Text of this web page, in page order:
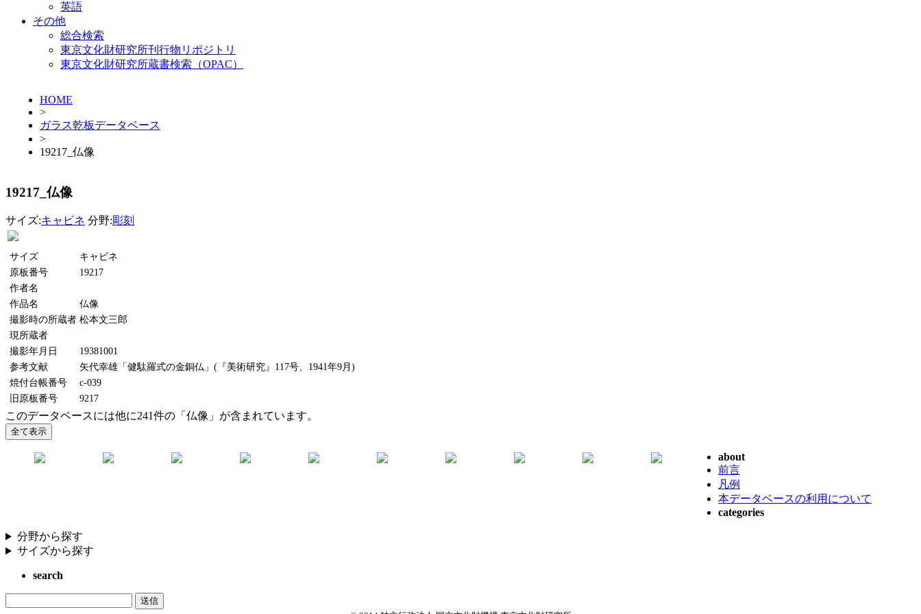
英語
その他
総合検索
東京文化財研究所刊行物リポジトリ
東京文化財研究所蔵書検索（OPAC）
HOME
>
ガラス乾板データベース
>
19217_仏像
19217_仏像
サイズ:キャビネ 分野:彫刻
サイズ
キャビネ
原板番号
19217
作者名
作品名
仏像
撮影時の所蔵者 松本文三郎
現所蔵者
撮影年月日
19381001
参考文献
矢代幸雄「健駄羅式の金銅仏」(『美術研究』117号、1941年9月)
焼付台帳番号
c-039
旧原板番号
9217
このデータベースには他に241件の「仏像」が含まれています。
about
前言
凡例
本データベースの利用について
categories
分野から探す
サイズから探す
search